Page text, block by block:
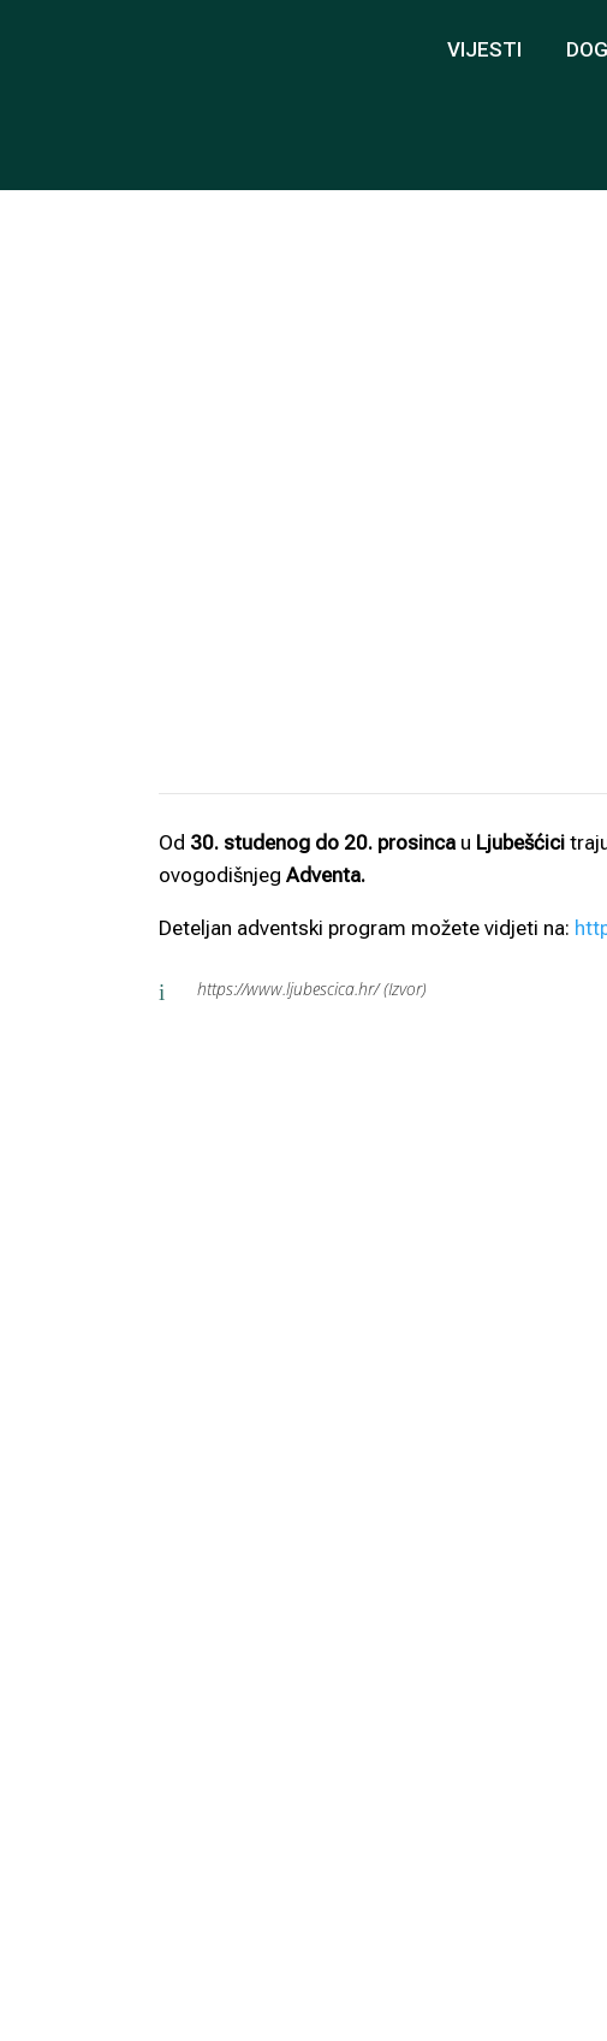
VIJESTI
Od 30. studenog do 20. prosinca u Ljubešćici
ovogodišnjeg Adventa.
Deteljan adventski program možete vidjeti na:
i https://www.ljubescica.hr/ (Izvor)